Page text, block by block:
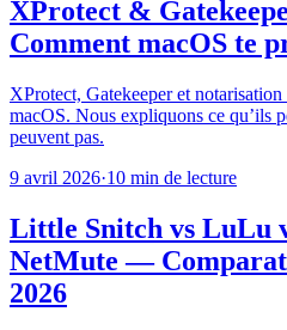
XProtect &
Comment macOS te
XProtect, Gatekeeper et
macOS. Nous expliquons ce qu’ils
peuvent pas.
9 avril 2026·10 min de lecture
Little Snitch vs LuLu
NetMute —
2026